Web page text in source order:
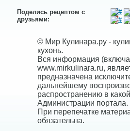
Поделись рецептом с
друзьями:
© Мир Кулинара.ру -
кухонь.
Вся информация
www.mirkulinara.ru,
предназначена
дальнейшему
распространению в
Администрации портала.
При перепечатке
обязательна.